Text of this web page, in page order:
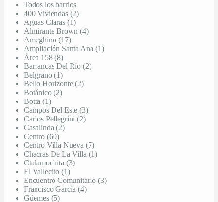
Todos los barrios
400 Viviendas (2)
Aguas Claras (1)
Almirante Brown (4)
Ameghino (17)
Ampliación Santa Ana (1)
Área 158 (8)
Barrancas Del Río (2)
Belgrano (1)
Bello Horizonte (2)
Botánico (2)
Botta (1)
Campos Del Este (3)
Carlos Pellegrini (2)
Casalinda (2)
Centro (60)
Centro Villa Nueva (7)
Chacras De La Villa (1)
Ctalamochita (3)
El Vallecito (1)
Encuentro Comunitario (3)
Francisco García (4)
Güemes (5)